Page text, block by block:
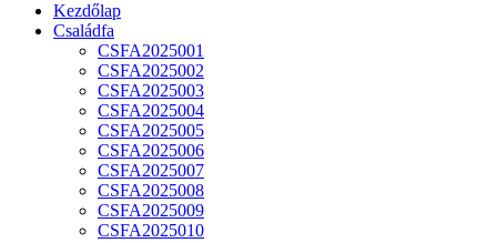
Kezdőlap
Családfa
CSFA2025001
CSFA2025002
CSFA2025003
CSFA2025004
CSFA2025005
CSFA2025006
CSFA2025007
CSFA2025008
CSFA2025009
CSFA2025010